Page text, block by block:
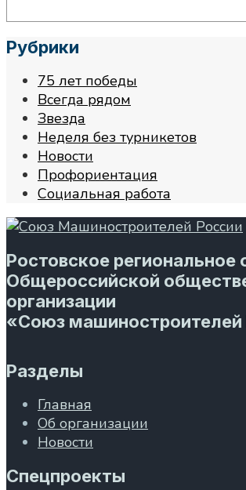
Рубрики
75 лет победы
Всегда рядом
Звезда
Неделя без турникетов
Новости
Профориентация
Социальная работа
Ростовское региональное
Общероссийской
организации
«Союз машиностроителей
Разделы
Главная
Об организации
Новости
Спецпроекты